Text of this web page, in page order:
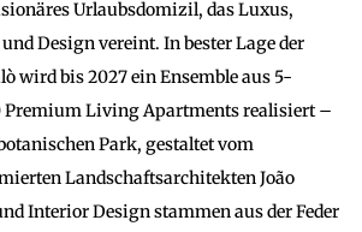
Urlaubsdomizil, das Luxus,
Design vereint. In bester Lage der
wird bis 2027 ein Ensemble aus 5-
Premium Living Apartments realisiert –
Park, gestaltet vom
Landschaftsarchitekten João
Interior Design stammen aus der Feder